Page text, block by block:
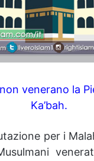
venerano la
Ka’bah.
per i